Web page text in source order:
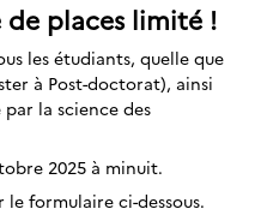
places limité !
les étudiants, quelle que
à Post-doctorat), ainsi
la science des
2025 à minuit.
formulaire ci-dessous.